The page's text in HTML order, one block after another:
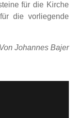
für die Kirche
die vorliegende
Von Johannes Bajer